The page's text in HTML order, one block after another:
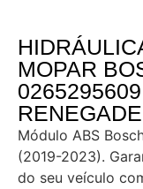
MOPAR
Módulo ABS
(2019-2023).
do seu veículo